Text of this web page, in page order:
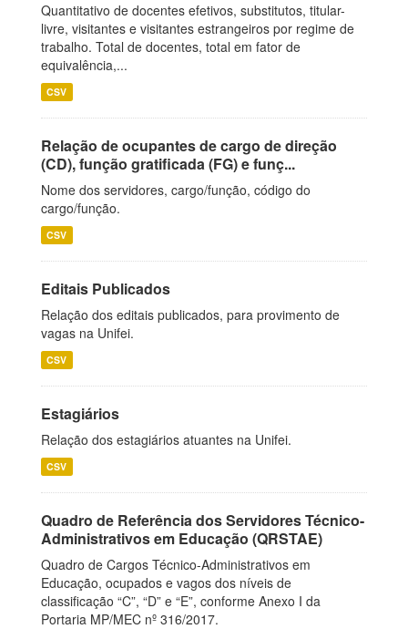
Quantitativo de docentes efetivos, substitutos, titular-
livre, visitantes e visitantes estrangeiros por regime de
trabalho. Total de docentes, total em fator de
equivalência,...
CSV
Relação de ocupantes de cargo de direção
(CD), função gratificada (FG) e funç...
Nome dos servidores, cargo/função, código do
cargo/função.
CSV
Editais Publicados
Relação dos editais publicados, para provimento de
vagas na Unifei.
CSV
Estagiários
Relação dos estagiários atuantes na Unifei.
CSV
Quadro de Referência dos Servidores Técnico-
Administrativos em Educação (QRSTAE)
Quadro de Cargos Técnico-Administrativos em
Educação, ocupados e vagos dos níveis de
classificação “C”, “D” e “E”, conforme Anexo I da
Portaria MP/MEC nº 316/2017.